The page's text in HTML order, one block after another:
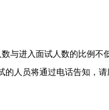
进入面试人数的比例不
人员将通过电话告知，